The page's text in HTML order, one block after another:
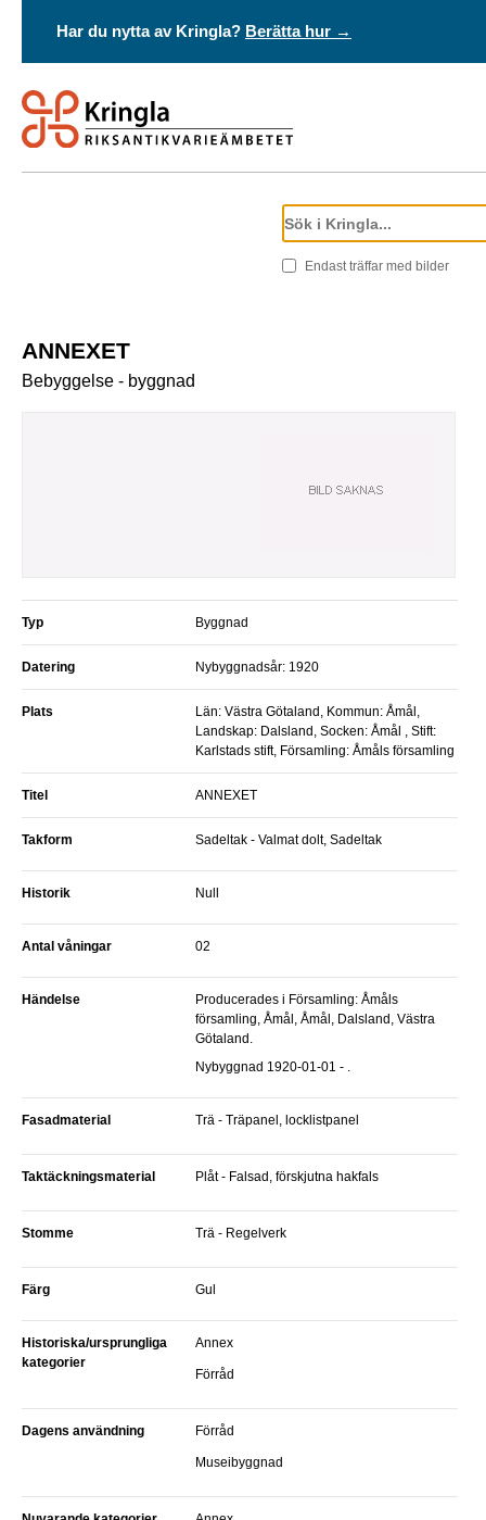
Har du nytta av Kringla? Berätta hur →
Endast träffar med bilder
ANNEXET
Bebyggelse - byggnad
Typ Byggnad
Datering Nybyggnadsår: 1920
Plats
Län: Västra Götaland, Kommun: Åmål,
Landskap: Dalsland, Socken: Åmål , Stift:
Karlstads stift, Församling: Åmåls församling
Titel ANNEXET
Takform Sadeltak - Valmat dolt, Sadeltak
Historik null
Antal våningar 02
Händelse
Producerades i Församling: Åmåls
församling, Åmål, Åmål, Dalsland, Västra
Götaland.
Nybyggnad 1920-01-01 - .
Fasadmaterial Trä - Träpanel, locklistpanel
Taktäckningsmaterial Plåt - Falsad, förskjutna hakfals
Stomme Trä - Regelverk
Färg Gul
Historiska/ursprungliga
kategorier
Annex
Förråd
Dagens användning Förråd
Museibyggnad